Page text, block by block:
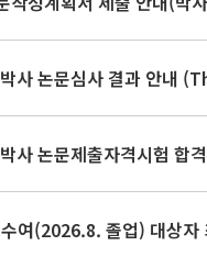
박사 논문심사 결과 안내
사 논문제출자격시험
여(2026.8. 졸업) 대상자